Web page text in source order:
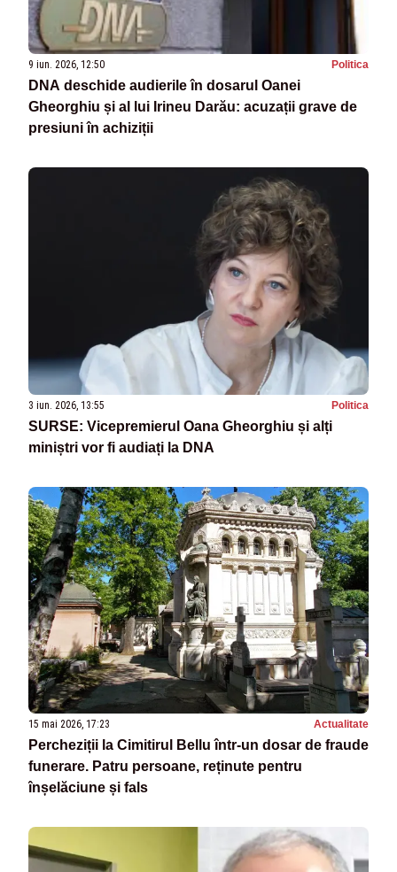
9 iun. 2026, 12:50 Politica
DNA deschide audierile în dosarul Oanei
Gheorghiu și al lui Irineu Darău: acuzații grave de
presiuni în achiziții
3 iun. 2026, 13:55 Politica
SURSE: Vicepremierul Oana Gheorghiu și alți
miniștri vor fi audiați la DNA
15 mai 2026, 17:23 Actualitate
Percheziții la Cimitirul Bellu într-un dosar de fraude
funerare. Patru persoane, reținute pentru
înșelăciune și fals